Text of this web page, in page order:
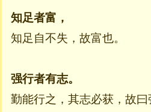
知足者富，
知足自不失，故富也。
强行者有志。
勤能行之，其志必获，故曰